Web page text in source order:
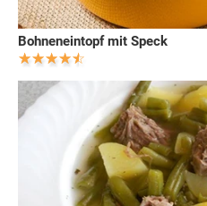
Bohneneintopf mit Speck